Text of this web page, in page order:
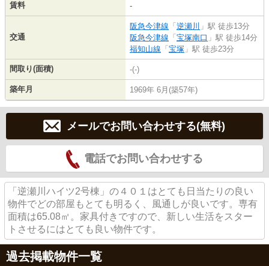
賃料 -
交通
阪急今津線 「 逆瀬川 」駅 徒歩13分
阪急今津線 「 宝塚南口 」駅 徒歩14分
福知山線 「 宝塚 」駅 徒歩23分
間取り(面積) -(-)
築年月 1969年 6月(築57年)
メールでお問い合わせする(無料)
電話でお問い合わせする
「逆瀬川ハイツ2号棟」の４０１はとても日当たりの良い
物件でどの部屋もとても明るく、風通しが良いです。専有
面積は65.08㎡。家具付きですので、新しい生活をスター
トさせるにはとても良い物件です。
過去掲載物件一覧